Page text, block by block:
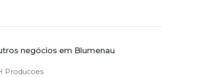
negócios em Blumenau
Producoes